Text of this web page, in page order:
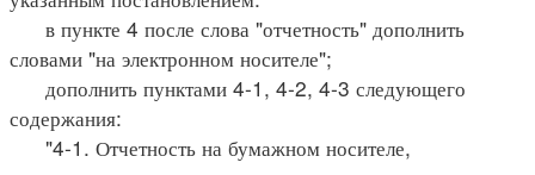
в пункте 4 после слова "отчетность" дополнить
словами "на электронном носителе";
дополнить пунктами 4-1, 4-2, 4-3 следующего
содержания:
"4-1. Отчетность на бумажном носителе,